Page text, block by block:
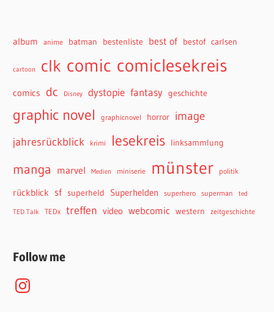
album anime batman bestenliste best of bestof carlsen
cartoon clk comic comiclesekreis
comics dc Disney dystopie fantasy geschichte
graphic novel graphicnovel horror image
jahresrückblick krimi lesekreis linksammlung
manga marvel Medien miniserie münster politik
rückblick sf superheld Superhelden superhero superman ted
TED Talk TEDx treffen video webcomic western zeitgeschichte
Follow me
Instagram